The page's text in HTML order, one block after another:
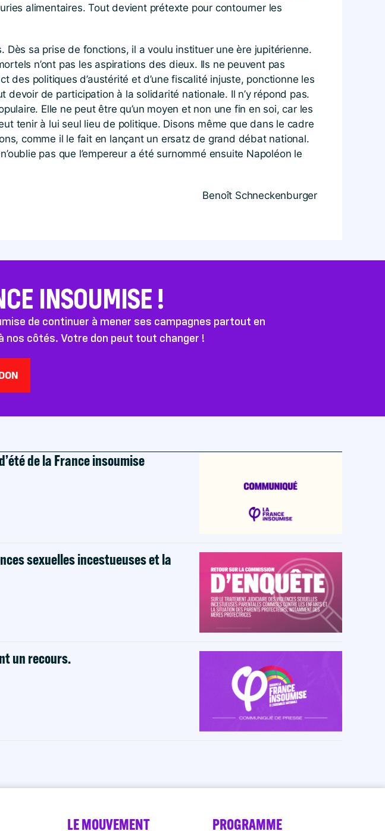
alimentaires. Tout devient prétexte pour contourner les
sa prise de fonctions, il a voulu instituer une ère jupitérienne.
n’ont pas les aspirations des dieux. Ils ne peuvent pas
politiques d’austérité et d’une fiscalité injuste, ponctionne les
de participation à la solidarité nationale. Il n’y répond pas.
Elle ne peut être qu’un moyen et non une fin en soi, car les
tenir à lui seul lieu de politique. Disons même que dans le cadre
comme il le fait en lançant un ersatz de grand débat national.
pas que l’empereur a été surnommé ensuite Napoléon le
Benoît Schneckenburger
INSOUMISE !
de continuer à mener ses campagnes partout en
nos côtés. Votre don peut tout changer !
de la France insoumise
sexuelles incestueuses et la
un recours.
LE MOUVEMENT PROGRAMME